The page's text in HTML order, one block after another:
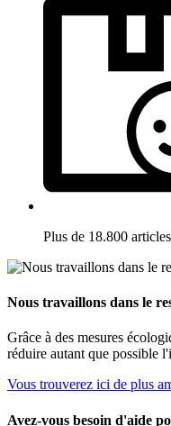
Plus de 18.800 articles
Nous travaillons dans le
Grâce à des mesures
réduire autant que possible
Vous trouverez ici de plus
Avez-vous besoin d'aide